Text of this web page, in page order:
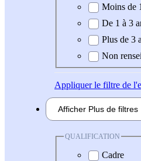
Expérience demandée
Moins de
De 1 à 3
Plus de 3
Non
Appliquerle filtre de
Afficher Plus de filtres
QUALIFICATION
Cadre